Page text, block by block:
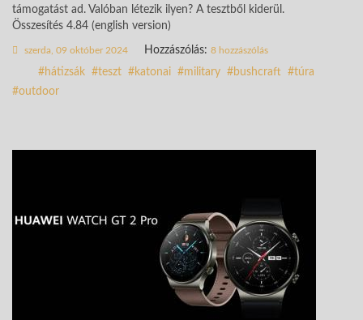
támogatást ad. Valóban létezik ilyen? A tesztből kiderül.
Összesítés 4.84 (english version)
szerda, 09 október 2024 Hozzászólás: 8 hozzászólás
hátizsák teszt katonai military bushcraft
túra
outdoor